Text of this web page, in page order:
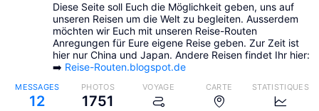
Diese Seite soll Euch die Möglichkeit geben, uns auf
unseren Reisen um die Welt zu begleiten. Ausserdem
möchten wir Euch mit unseren Reise-Routen
Anregungen für Eure eigene Reise geben. Zur Zeit ist
hier nur China und Japan. Andere Reisen findet Ihr hier:
➡️ Reise-Routen.blogspot.de
MESSAGES
12
PHOTOS
1751
VOYAGE CARTE STATISTIQUES